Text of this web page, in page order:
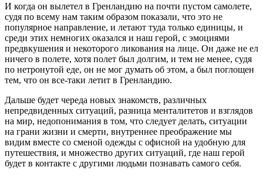
И когда он вылетел в Гренландию на почти пустом самолете,
судя по всему нам таким образом показали, что это не
популярное направление, и летают туда только единицы, и
среди этих немногих оказался и наш герой, с эмоциями
предвкушения и некоторого ликования на лице. Он даже не ел
ничего в полете, хотя полет был долгим, и тем не менее, судя
по нетронутой еде, он не мог думать об этом, а был поглощен
тем, что он все-таки летит в Гренландию.
Дальше будет череда новых знакомств, различных
непредвиденных ситуаций, разница менталитетов и взглядов
на мир, недопонимания в том, что следует делать, ситуации
на грани жизни и смерти, внутреннее преображение мы
видим вместе со сменой одежды с офисной на удобную для
путешествия, и множество других ситуаций, где наш герой
будет в контакте с другими людьми познавать самого себя.